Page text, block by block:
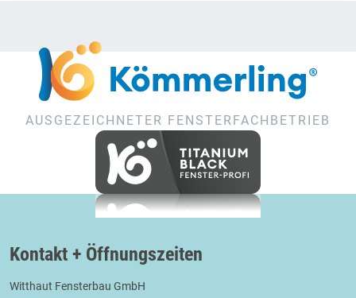
AUSGEZEICHNETER FENSTERFACHBETRIEB
Kontakt + Öffnungszeiten
Witthaut Fensterbau GmbH